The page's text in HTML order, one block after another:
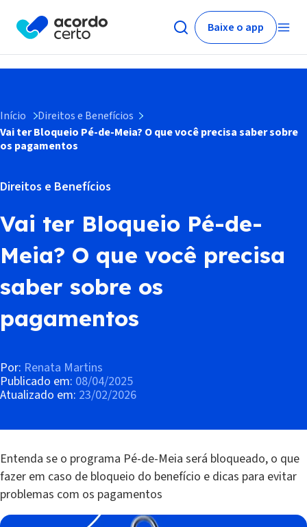
Baixe o app
Início
Direitos e Benefícios
Vai ter Bloqueio Pé-de-Meia? O que você precisa saber sobre
os pagamentos
Direitos e Benefícios
Vai ter Bloqueio Pé-de-
Meia? O que você precisa
saber sobre os
pagamentos
Por: Renata Martins
Publicado em: 08/04/2025
Atualizado em: 23/02/2026
Entenda se o programa Pé-de-Meia será bloqueado, o que
fazer em caso de bloqueio do benefício e dicas para evitar
problemas com os pagamentos